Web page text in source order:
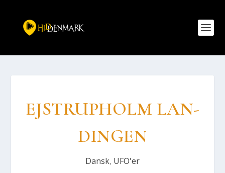
EJSTRUP­HOLM LAN­
DIN­GEN
Dansk, UFO'er